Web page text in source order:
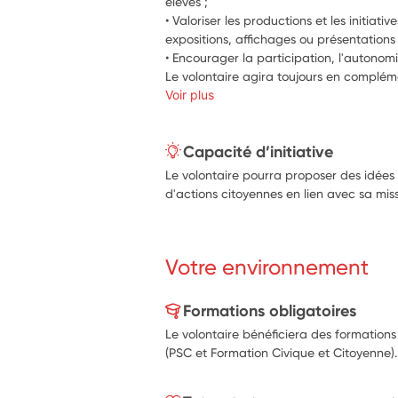
• Valoriser les productions et les
expositions, affichages ou présentations
• Encourager la participation,
Le volontaire agira toujours en
Voir plus
Capacité d’initiative
Le volontaire pourra proposer des
d'actions citoyennes en lien avec sa
Votre environnement
Formations obligatoires
Le volontaire bénéficiera des
(PSC et Formation Civique et Citoyenne).